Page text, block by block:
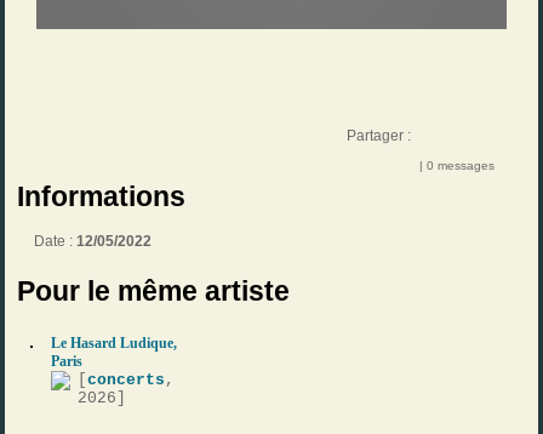
Partager :
| 0 messages
Informations
Date :12/05/2022
Pour le même artiste
Le Hasard Ludique,
Paris
[concerts ,
2026]